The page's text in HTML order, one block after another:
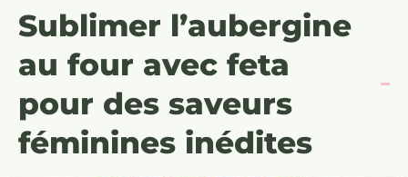
Sublimer l’aubergine
au four avec feta
pour des saveurs
féminines inédites